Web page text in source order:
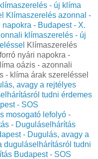
- új klíma
Klímaszerelés azonnal -
- Budapest - X.
klímaszerelés - új
Klímaszerelés
nyári napokra -
oázis - azonnali
- klíma árak szereléssel
avagy a rejtélyes
tudni érdemes
- SOS
mosogató lefolyó -
- Duguláselhárítás
- Dugulás, avagy a
duguláselhárításról tudni
Budapest - SOS